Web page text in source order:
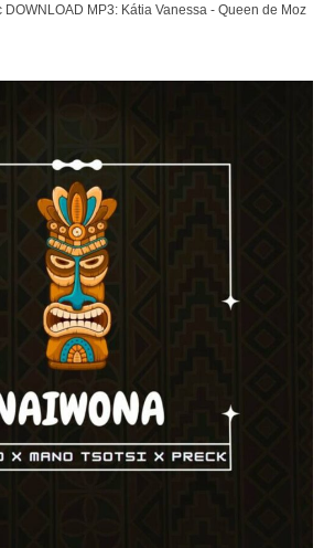
DOWNLOAD MP3: Kátia Vanessa - Queen de Moz